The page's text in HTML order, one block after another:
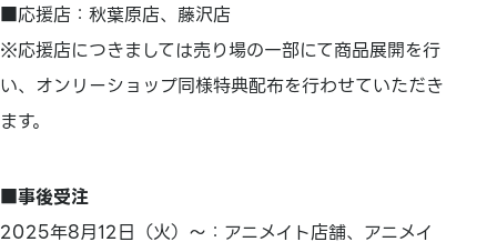
■応援店：秋葉原店、藤沢店
※応援店につきましては売り場の一部にて商品展開を行
い、オンリーショップ同様特典配布を行わせていただき
ます。
■事後受注
2025年8月12日（火）～：アニメイト店舗、アニメイ